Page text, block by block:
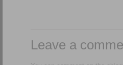
Leave a